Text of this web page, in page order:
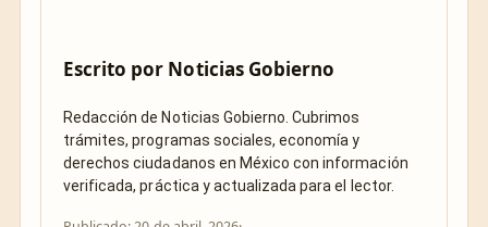
Escrito por Noticias Gobierno
Redacción de Noticias Gobierno. Cubrimos
trámites, programas sociales, economía y
derechos ciudadanos en México con información
verificada, práctica y actualizada para el lector.